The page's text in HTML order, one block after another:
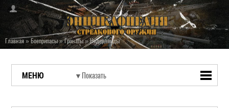
Главная»Боеприпасы»Гранаты»Нидерланды
МЕНЮ